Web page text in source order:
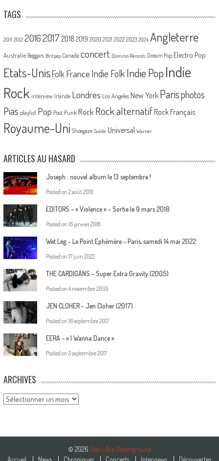
TAGS
2011 2012 20162017 2018 2019 2020 2021 2022 2023 2024 Angleterre
Australie Beggars Britpop Canada concert Domino Records Dream Pop Electro Pop
Etats-UnisFolk France Indie FolkIndie PopIndie
Rock interview Irlande Londres Los Angeles New York Parisphotos
Pias playlist Pop Post Punk Rock Rock alternatif Rock Français
Royaume-Uni Shoegaze Suède Universal Warner
ARTICLES AU HASARD
Joseph : nouvel album le 13 septembre !
Posted on 2 août 2019
EDITORS – « Violence » – Sortie le 9 mars 2018
Posted on 16 janvier 2018
Wet Leg – Le Point Ephémère – Paris, samedi 14 mai 2022
Posted on 17 juin 2022
THE CARDIGANS – Super Extra Gravity (2005)
Posted on 4 novembre 2005
JEN CLOHER – Jen Cloher (2017)
Posted on 16 septembre 2017
EERA – « I Wanna Dance »
Posted on 5 septembre 2017
ARCHIVES
Archives
© 2026 Stars Are Underground
Accueil
News Chroniques Concerts Interviews Découvertes